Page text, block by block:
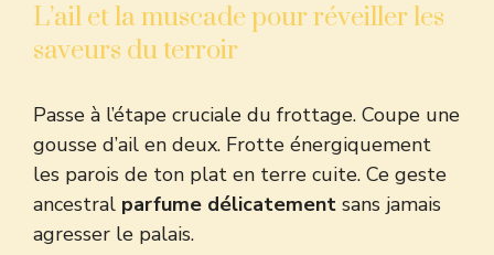
L’ail et la muscade pour réveiller les
saveurs du terroir
Passe à l’étape cruciale du frottage. Coupe une
gousse d’ail en deux. Frotte énergiquement
les parois de ton plat en terre cuite. Ce geste
ancestral parfume délicatement sans jamais
agresser le palais.